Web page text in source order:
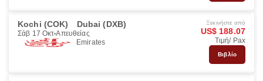
Kochi (COK) Dubai (DXB)
Σάβ 17 Οκτ Απευθείας
Emirates
Ξεκινήστε από
US$ 188.07
Τιμή/ Pax
Βιβλίο